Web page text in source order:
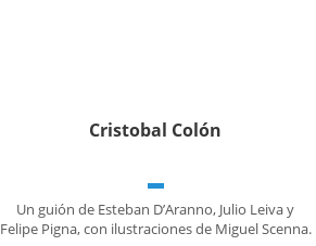
Cristobal Colón
Un guión de Esteban D’Aranno, Julio Leiva y
Felipe Pigna, con ilustraciones de Miguel Scenna.